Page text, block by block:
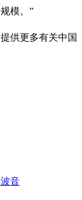
模。”
供更多有关中国
音